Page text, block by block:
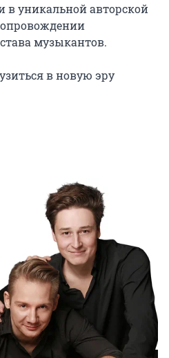
в уникальной авторской
музыкантов.
в новую эру